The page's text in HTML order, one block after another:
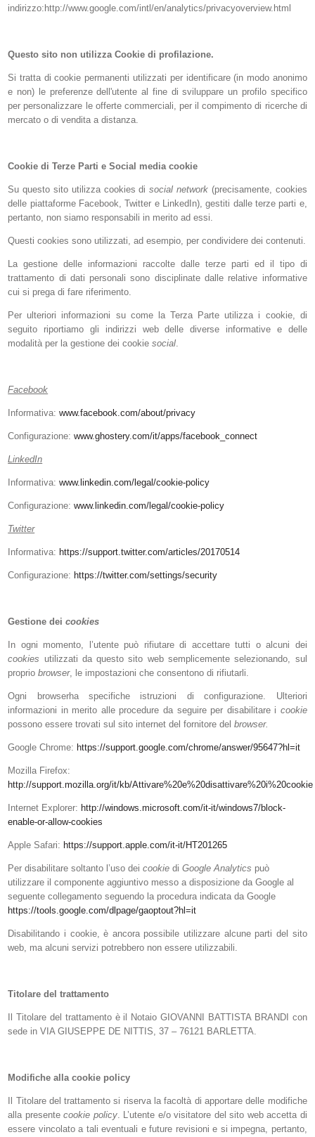
indirizzo:http://www.google.com/intl/en/analytics/privacyoverview.html
Questo sito non utilizza Cookie di profilazione.
Si tratta di cookie permanenti utilizzati per identificare (in modo anonimo
e non) le preferenze dell'utente al fine di sviluppare un profilo specifico
per personalizzare le offerte commerciali, per il compimento di ricerche di
mercato o di vendita a distanza.
Cookie di Terze Parti e Social media cookie
Su questo sito utilizza cookies disocial network (precisamente, cookies
delle piattaforme Facebook, Twitter e LinkedIn), gestiti dalle terze parti e,
pertanto, non siamo responsabili in merito ad essi.
Questi cookies sono utilizzati, ad esempio, per condividere dei contenuti.
La gestione delle informazioni raccolte dalle terze parti ed il tipo di
trattamento di dati personali sono disciplinate dalle relative informative
cui si prega di fare riferimento.
Per ulteriori informazioni su come la Terza Parte utilizza i cookie, di
seguito riportiamo gli indirizzi web delle diverse informative e delle
modalità per la gestione dei cookiesocial.
Facebook
Informativa:www.facebook.com/about/privacy
Configurazione:www.ghostery.com/it/apps/facebook_connect
LinkedIn
Informativa:www.linkedin.com/legal/cookie-policy
Configurazione:www.linkedin.com/legal/cookie-policy
Twitter
Informativa: https://support.twitter.com/articles/20170514
Configurazione: https://twitter.com/settings/security
Gestione deicookies
In ogni momento, l’utente può rifiutare di accettare tutti o alcuni dei
cookies utilizzati da questo sito web semplicemente selezionando, sul
propriobrowser, le impostazioni che consentono di rifiutarli.
Ogni browserha specifiche istruzioni di configurazione. Ulteriori
informazioni in merito alle procedure da seguire per disabilitare i cookie
possono essere trovati sul sito internet del fornitore delbrowser.
Google Chrome: https://support.google.com/chrome/answer/95647?hl=it
Mozilla Firefox:
http://support.mozilla.org/it/kb/Attivare%20e%20disattivare%20i%20cookie
Internet Explorer: http://windows.microsoft.com/it-it/windows7/block-
enable-or-allow-cookies
Apple Safari: https://support.apple.com/it-it/HT201265
Per disabilitare soltanto l’uso deicookiediGoogle Analytics può
utilizzare il componente aggiuntivo messo a disposizione da Google al
seguente collegamento seguendo la procedura indicata da Google
https://tools.google.com/dlpage/gaoptout?hl=it
Disabilitando i cookie, è ancora possibile utilizzare alcune parti del sito
web, ma alcuni servizi potrebbero non essere utilizzabili.
Titolare del trattamento
Il Titolare del trattamento è il Notaio GIOVANNI BATTISTA BRANDI con
sede in VIA GIUSEPPE DE NITTIS, 37 – 76121 BARLETTA.
Modifiche alla cookie policy
Il Titolare del trattamento si riserva la facoltà di apportare delle modifiche
alla presentecookie policy. L’utente e/o visitatore del sito web accetta di
essere vincolato a tali eventuali e future revisioni e si impegna, pertanto,